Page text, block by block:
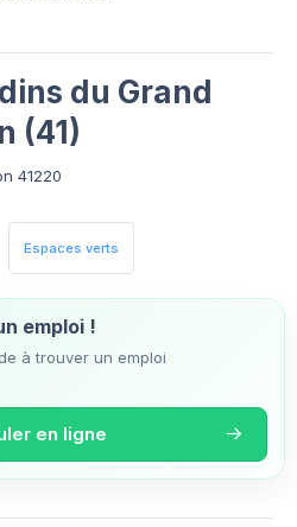
du Grand
(41)
41220
Espaces verts
emploi !
à trouver un emploi
en ligne